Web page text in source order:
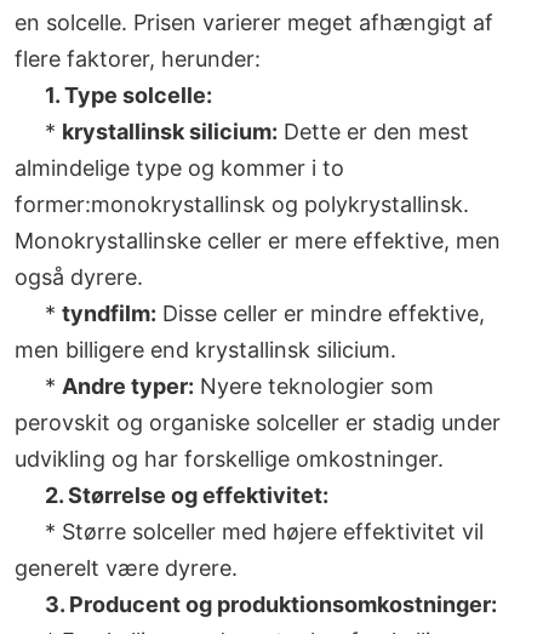
en solcelle. Prisen varierer meget afhængigt af
flere faktorer, herunder:
1. Type solcelle:
* krystallinsk silicium: Dette er den mest
almindelige type og kommer i to
former:monokrystallinsk og polykrystallinsk.
Monokrystallinske celler er mere effektive, men
også dyrere.
* tyndfilm: Disse celler er mindre effektive,
men billigere end krystallinsk silicium.
* Andre typer: Nyere teknologier som
perovskit og organiske solceller er stadig under
udvikling og har forskellige omkostninger.
2. Størrelse og effektivitet:
* Større solceller med højere effektivitet vil
generelt være dyrere.
3. Producent og produktionsomkostninger: